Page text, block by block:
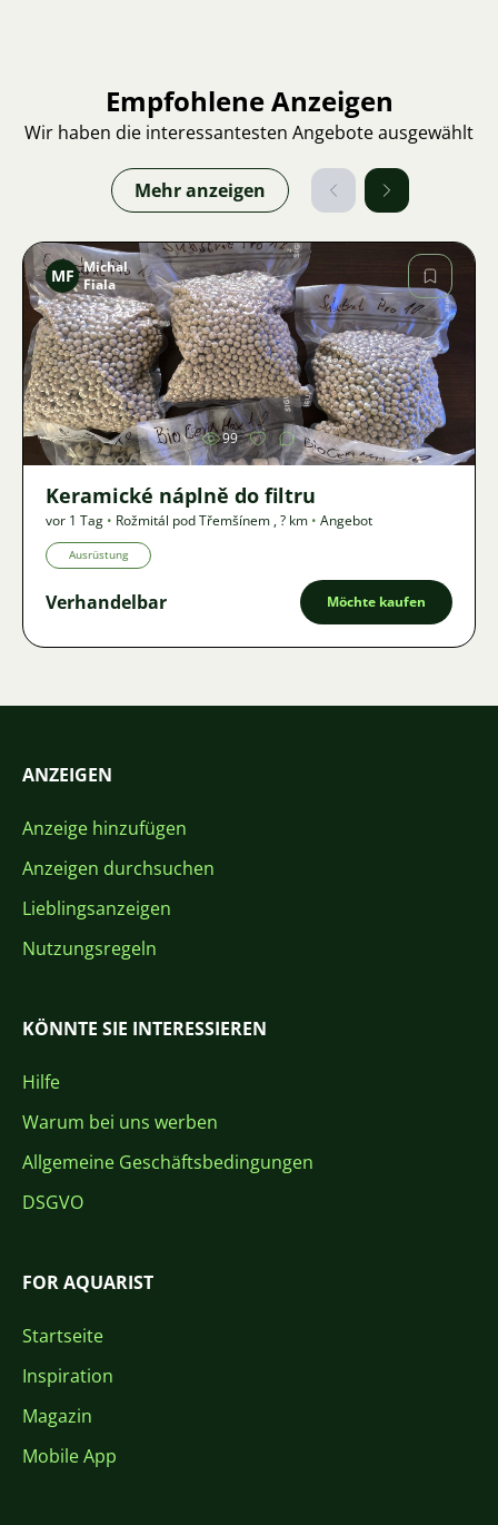
Empfohlene Anzeigen
Wir haben die interessantesten Angebote ausgewählt
Mehr anzeigen
Bild
MF Michal
Fiala
99
Keramické náplně do filtru
vor 1 Tag • Rožmitál pod Třemšínem ,? km • Angebot
Ausrüstung
Verhandelbar Möchte kaufen
ANZEIGEN
Anzeige hinzufügen
Anzeigen durchsuchen
Lieblingsanzeigen
Nutzungsregeln
KÖNNTE SIE INTERESSIEREN
Hilfe
Warum bei uns werben
Allgemeine Geschäftsbedingungen
DSGVO
FOR AQUARIST
Startseite
Inspiration
Magazin
Mobile App